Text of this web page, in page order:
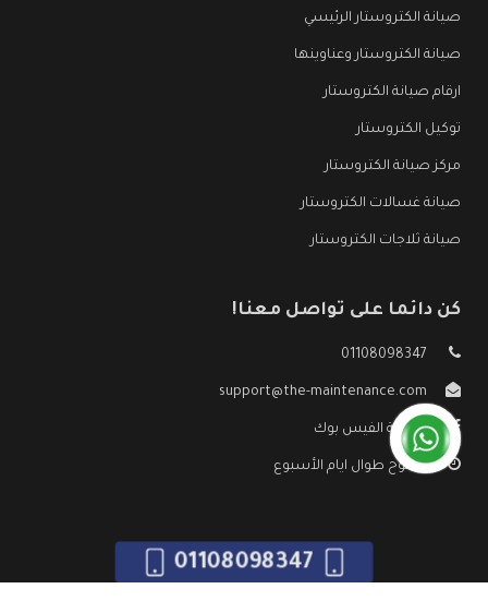
صيانة الكتروستار الرئيسي
صيانة الكتروستار وعناوينها
ارقام صيانة الكتروستار
توكيل الكتروستار
مركز صيانة الكتروستار
صيانة غسالات الكتروستار
صيانة ثلاجات الكتروستار
كن دائما على تواصل معنا!
01108098347
support@the-maintenance.com
صفحة الفيس بوك
مفتوح طوال ايام الأسبوع
01108098347